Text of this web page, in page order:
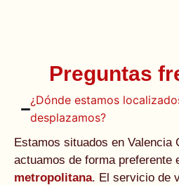
Preguntas
¿Dónde estamos
desplazamos?
Estamos situados en Valencia
actuamos de forma preferente
metropolitana. El servicio de